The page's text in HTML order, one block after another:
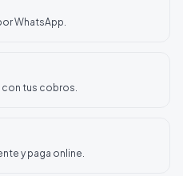
WhatsApp.
tus cobros.
y paga online.